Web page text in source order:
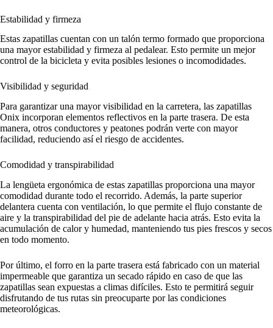
Estabilidad y firmeza
Estas zapatillas cuentan con un talón termo formado que proporciona
una mayor estabilidad y firmeza al pedalear. Esto permite un mejor
control de la bicicleta y evita posibles lesiones o incomodidades.
Visibilidad y seguridad
Para garantizar una mayor visibilidad en la carretera, las zapatillas
Onix incorporan elementos reflectivos en la parte trasera. De esta
manera, otros conductores y peatones podrán verte con mayor
facilidad, reduciendo así el riesgo de accidentes.
Comodidad y transpirabilidad
La lengüeta ergonómica de estas zapatillas proporciona una mayor
comodidad durante todo el recorrido. Además, la parte superior
delantera cuenta con ventilación, lo que permite el flujo constante de
aire y la transpirabilidad del pie de adelante hacia atrás. Esto evita la
acumulación de calor y humedad, manteniendo tus pies frescos y secos
en todo momento.
Por último, el forro en la parte trasera está fabricado con un material
impermeable que garantiza un secado rápido en caso de que las
zapatillas sean expuestas a climas difíciles. Esto te permitirá seguir
disfrutando de tus rutas sin preocuparte por las condiciones
meteorológicas.